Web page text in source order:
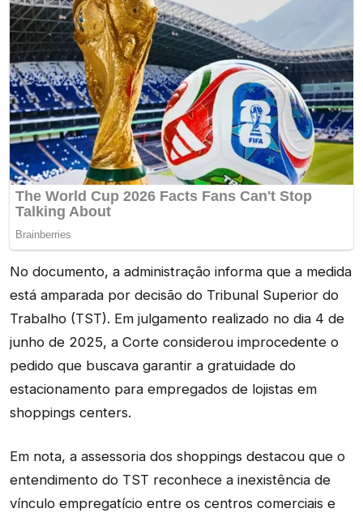
No documento, a administração informa que a medida
está amparada por decisão do Tribunal Superior do
Trabalho (TST). Em julgamento realizado no dia 4 de
junho de 2025, a Corte considerou improcedente o
pedido que buscava garantir a gratuidade do
estacionamento para empregados de lojistas em
shoppings centers.
Em nota, a assessoria dos shoppings destacou que o
entendimento do TST reconhece a inexistência de
vínculo empregatício entre os centros comerciais e